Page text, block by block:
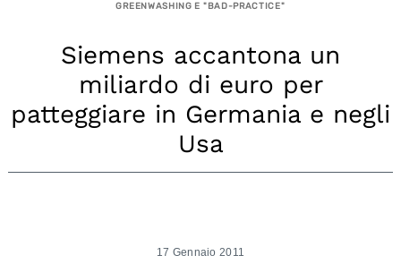
GREENWASHING E "BAD-PRACTICE"
Siemens accantona un
miliardo di euro per
patteggiare in Germania e negli
Usa
17 Gennaio 2011